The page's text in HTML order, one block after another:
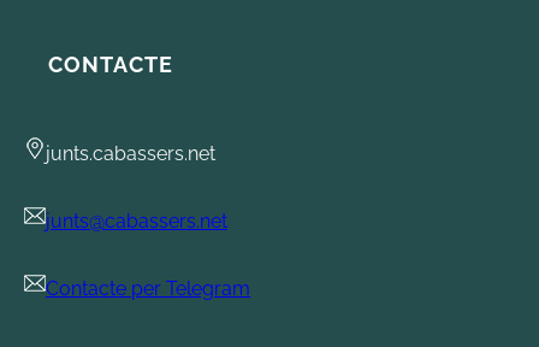
CONTACTE
junts.cabassers.net
junts@cabassers.net
Contacte per Telegram